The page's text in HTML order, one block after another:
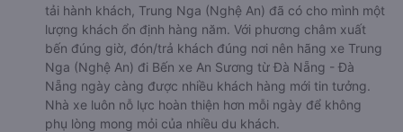
tải hành khách, Trung Nga (Nghệ An) đã có cho mình một
lượng khách ổn định hàng năm. Với phương châm xuất
bến đúng giờ, đón/trả khách đúng nơi nên hãng xe Trung
Nga (Nghệ An) đi Bến xe An Sương từ Đà Nẵng - Đà
Nẵng ngày càng được nhiều khách hàng mới tin tưởng.
Nhà xe luôn nỗ lực hoàn thiện hơn mỗi ngày để không
phụ lòng mong mỏi của nhiều du khách.